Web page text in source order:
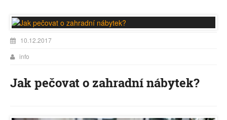
10.12.2017
info
Jak pečovat o zahradní nábytek?